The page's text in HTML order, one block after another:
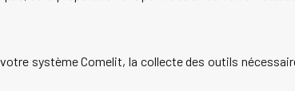
système Comelit, la collecte des outils